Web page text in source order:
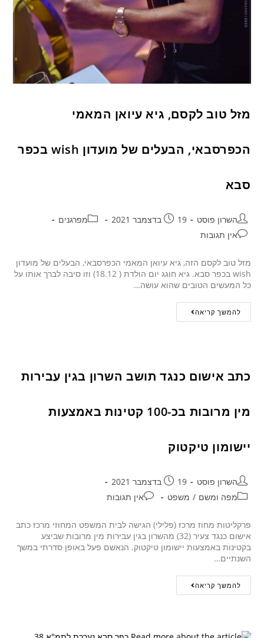
מזל טוב לקסם, גיא עיואן המאמי
הכפרסבאי, הבעלים של מועדון wish בכפר
סבא
השרון פוסט 19 בדצמבר 2021
מפרגנים
אין תגובות
מזל טוב לקסם הזה, גיא עיואן המאמי הכפרסבאי, הבעלים של מועדון
wish בכפר סבא. גיא חוגג יום הולדת ( 18.12) וזו סיבה לברך אותו על
כל המעשים הטובים שהוא עושה…
להמשך קריאה
כתב אישום כנגד תושב השרון בגין עבירות
מין מרובות בכ-100 קטינות באמצעות
יישומון טיקטוק
השרון פוסט
19 בדצמבר 2021
מפה ומשם / משפט אין תגובות
פרקליטות מחוז מרכז (פלילי) הגישה לבית המשפט המחוזי מרכז כתב
אישום כנגד צעיר (32) מהשרון בגין עבירות מין מרובות שביצע
בקטינות באמצעות יישומון טיקטוק. הנאשם פעל באופן סדרתי במשך
השנתיים…
להמשך קריאה